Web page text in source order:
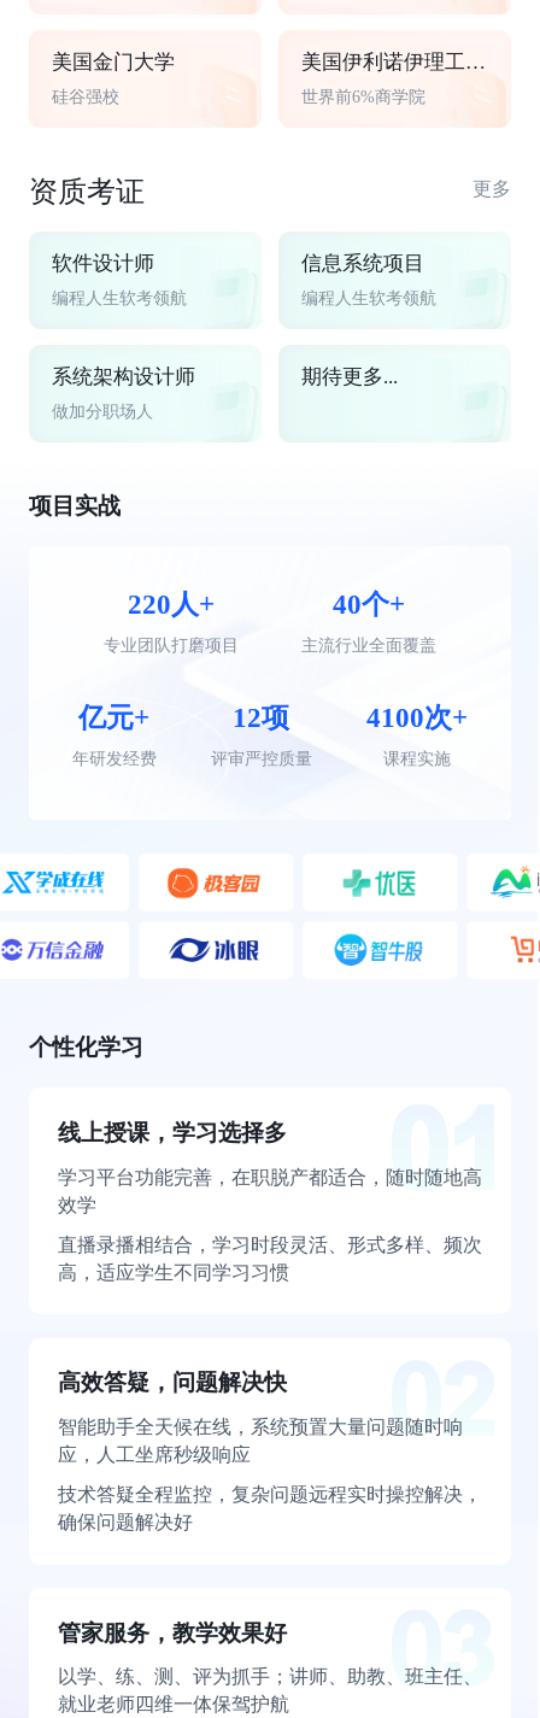
美国金门大学
硅谷强校
美国伊利诺伊理工大学
世界前6%商学院
资质考证 更多
软件设计师
编程人生软考领航
信息系统项目
编程人生软考领航
系统架构设计师
做加分职场人
期待更多...
项目实战
220人+
专业团队打磨项目
40个+
主流行业全面覆盖
亿元+
年研发经费
12项
评审严控质量
4100次+
课程实施
个性化学习
线上授课，学习选择多
学习平台功能完善，在职脱产都适合，随时随地高
效学
直播录播相结合，学习时段灵活、形式多样、频次
高，适应学生不同学习习惯
高效答疑，问题解决快
智能助手全天候在线，系统预置大量问题随时响
应，人工坐席秒级响应
技术答疑全程监控，复杂问题远程实时操控解决，
确保问题解决好
管家服务，教学效果好
以学、练、测、评为抓手；讲师、助教、班主任、
就业老师四维一体保驾护航